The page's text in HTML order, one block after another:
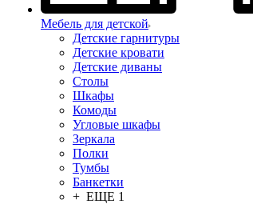
Мебель для детской
Детские гарнитуры
Детские кровати
Детские диваны
Столы
Шкафы
Комоды
Угловые шкафы
Зеркала
Полки
Тумбы
Банкетки
+ ЕЩЕ 1